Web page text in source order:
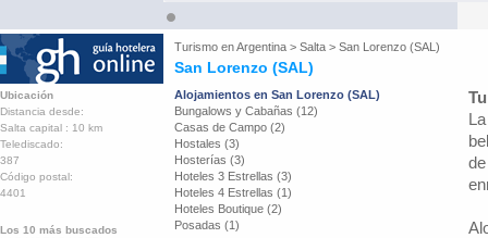
Turismo enArgentina > Salta > San Lorenzo (SAL)
San Lorenzo (SAL)
Ubicación
Distancia desde:
Salta capital : 10 km
Telediscado:
387
Código postal:
4401
Los 10 más buscados
Alojamientos en San Lorenzo (SAL)
Bungalows y Cabañas (12)
Casas de Campo (2)
Hostales (3)
Hosterías (3)
Hoteles 3 Estrellas (3)
Hoteles 4 Estrellas (1)
Hoteles Boutique (2)
Posadas (1)